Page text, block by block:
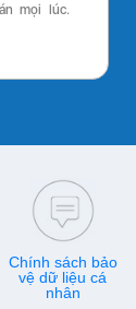
mọi lúc.
Chính sách bảo
vệ dữ liệu cá
nhân